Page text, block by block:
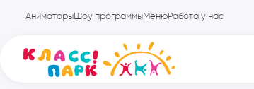
АниматорыШоу программыМенюРабота у нас